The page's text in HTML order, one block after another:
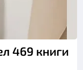
469 книги